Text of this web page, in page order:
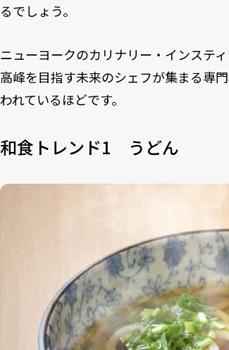
るでしょう。
ニューヨークのカリナリー・インステ
高峰を目指す未来のシェフが集まる専門
われているほどです。
和食トレンド1 うどん